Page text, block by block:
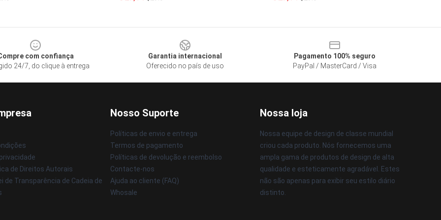
com confiança
24/7, do clique à entrega
Garantia internacional
Oferecido no país de uso
Pagamento 100% seguro
PayPal / MasterCard / Visa
de Direitos Autorais
de Transparência de Cadeia de
Nosso Suporte
Políticas de envio e entrega
Termos de pagamento
Políticas de devolução e reembolso
Contacte-nos
Ajuda ao cliente (FAQ)
Whosale
Nossa loja
Nossa equipe de design de classe mundial
criou cada produto. Nós fornecemos uma
ampla gama de produtos de design de alta
qualidade e esteticamente agradável. Estes
não são apenas para exibir seu estilo diário
distinto.